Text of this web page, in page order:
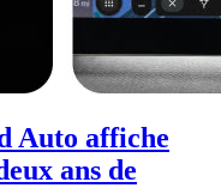
Auto affiche
ans de